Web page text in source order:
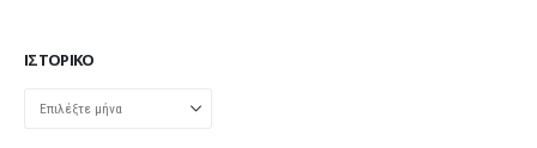
ΙΣΤΟΡΙΚΌ
Ιστορικό